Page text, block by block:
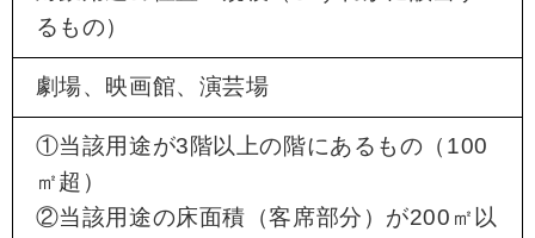
るもの）
劇場、映画館、演芸場
①当該用途が3階以上の階にあるもの（100
㎡超）
②当該用途の床面積（客席部分）が200㎡以